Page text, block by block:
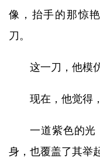
像，抬手的那惊
刀。
这一刀，他模
现在，他觉得
一道紫色的光
身，也覆盖了其举